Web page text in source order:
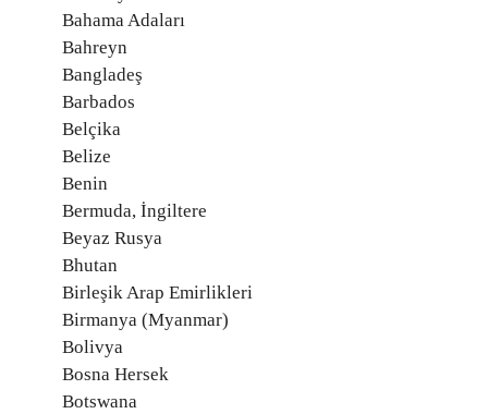
Bahama Adaları
Bahreyn
Bangladeş
Barbados
Belçika
Belize
Benin
Bermuda, İngiltere
Beyaz Rusya
Bhutan
Birleşik Arap Emirlikleri
Birmanya (Myanmar)
Bolivya
Bosna Hersek
Botswana